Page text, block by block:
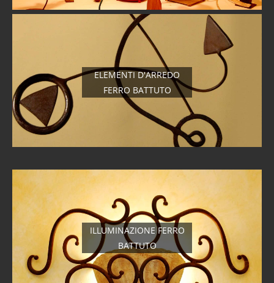
ELEMENTI D'ARREDO
FERRO BATTUTO
ILLUMINAZIONE FERRO
BATTUTO